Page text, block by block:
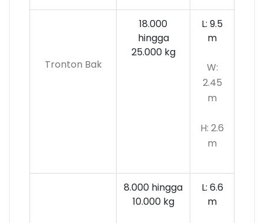
Tronton Bak
18.000
hingga
25.000 kg
L: 9.5
m
W:
2.45
m
H: 2.6
m
8.000 hingga
10.000kg
L: 6.6
m